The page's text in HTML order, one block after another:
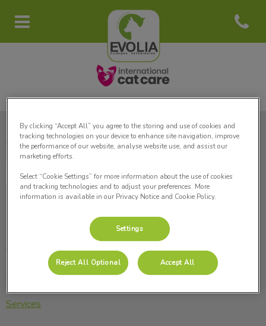
Page d'accueil de Clinique
Open
Accueil
À propos
Services
Clinique Vétérinaire Evolia
By clicking “Accept All” you agree to the storing and use of cookies and
tracking technologies on your device to enhance site navigation, improve
the performance of our website, analyse website use, and assist our
marketing efforts.
Select “Cookie Settings” for more information about the use of cookies
and tracking technologies and to adjust your preferences. More
information is available in our Privacy Notice and Cookie Policy.
Settings
Reject All Optional Accept All